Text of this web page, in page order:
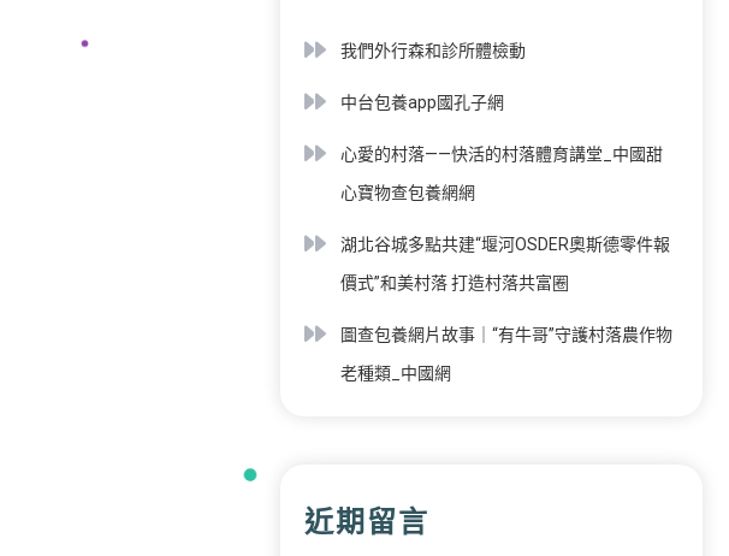
我們外行森和診所體檢動
中台包養app國孔子網
心愛的村落——快活的村落體育講堂_中國甜
心寶物查包養網網
湖北谷城多點共建“堰河OSDER奧斯德零件報
價式”和美村落 打造村落共富圈
圖查包養網片故事｜“有牛哥”守護村落農作物
老種類_中國網
近期留言